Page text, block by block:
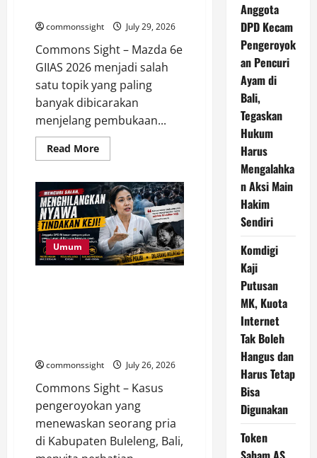
commonssight July 29, 2026
Commons Sight – Mazda 6e
GIIAS 2026 menjadi salah
satu topik yang paling
banyak dibicarakan
menjelang pembukaan...
Read MoreRead
more
6e
Siap
Debut
di
GIIAS
2026,
Sedan
Listrik
Premium
Umum
commonssight July 26, 2026
Commons Sight – Kasus
pengeroyokan yang
menewaskan seorang pria
di Kabupaten Buleleng, Bali,
Anggota
DPD Kecam
Pengeroyok
an Pencuri
Ayam di
Bali,
Tegaskan
Hukum
Harus
Mengalahka
n Aksi Main
Hakim
Sendiri
Komdigi
Kaji
Putusan
MK, Kuota
Internet
Tak Boleh
Hangus dan
Harus Tetap
Bisa
Digunakan
Token